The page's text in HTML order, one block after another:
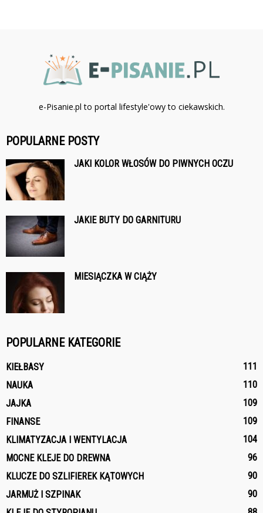
e-Pisanie.pl to portal lifestyle'owy to ciekawskich.
POPULARNE POSTY
JAKI KOLOR WŁOSÓW DO PIWNYCH OCZU
JAKIE BUTY DO GARNITURU
MIESIĄCZKA W CIĄŻY
POPULARNE KATEGORIE
KIEŁBASY
111
NAUKA
110
JAJKA
109
FINANSE
109
KLIMATYZACJA I WENTYLACJA
104
MOCNE KLEJE DO DREWNA
96
KLUCZE DO SZLIFIEREK KĄTOWYCH
90
JARMUŻ I SZPINAK
90